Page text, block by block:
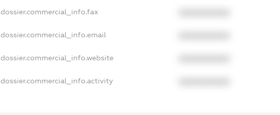
dossier.commercial_info.fax
dossier.commercial_info.email
dossier.commercial_info.website
dossier.commercial_info.activity